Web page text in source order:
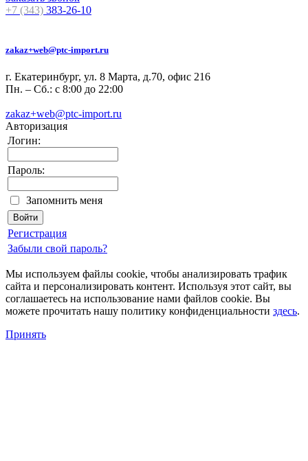
+7 (343) 383-26-10
zakaz+web@ptc-import.ru
г. Екатеринбург, ул. 8 Марта, д.70, офис 216
Пн. – Сб.: с 8:00 до 22:00
zakaz+web@ptc-import.ru
Авторизация
Логин:
Пароль:
Запомнить меня
Регистрация
Забыли свой пароль?
Мы используем файлы cookie, чтобы анализировать трафик
сайта и персонализировать контент. Используя этот сайт, вы
соглашаетесь на использование нами файлов cookie. Вы
можете прочитать нашу политику конфиденциальности здесь.
Принять